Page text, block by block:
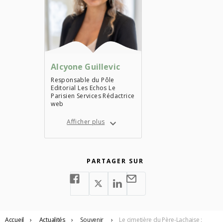
Alcyone Guillevic
Responsable du Pôle
Editorial Les Echos Le
Parisien Services Rédactrice
web
Afficher plus
PARTAGER SUR
Accueil › Actualités › Souvenir ›
Le cimetière du Père-Lachaise :